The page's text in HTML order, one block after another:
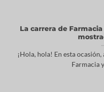
La carrera de
¡Hola, hola! En esta
Farmacia